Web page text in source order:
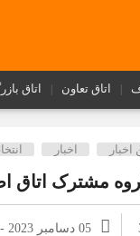
اتاق تعاون اتاق
اخبار اخبار
مشترک اتاق
05 دسامبر 2023 - 11:36